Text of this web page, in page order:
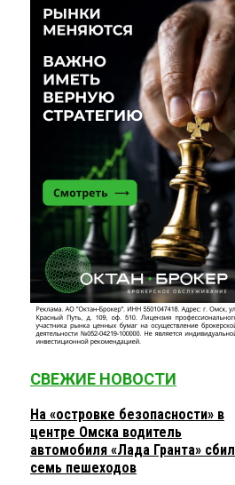
СВЕЖИЕ НОВОСТИ
На «островке безопасности» в
центре Омска водитель
автомобиля «Лада Гранта» сбил
семь пешеходов